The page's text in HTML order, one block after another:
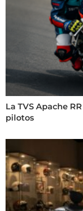
La TVS Apache
pilotos